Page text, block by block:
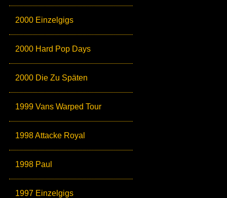
2000 Einzelgigs
2000 Hard Pop Days
2000 Die Zu Späten
1999 Vans Warped Tour
1998 Attacke Royal
1998 Paul
1997 Einzelgigs